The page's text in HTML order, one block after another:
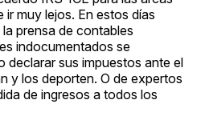
muy lejos. En estos días
prensa de contables
indocumentados se
declarar sus impuestos ante el
y los deporten. O de expertos
de ingresos a todos los